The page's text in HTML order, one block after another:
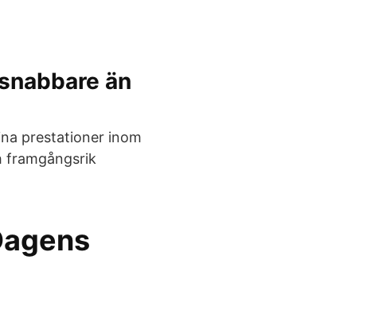
än
prestationer inom
framgångsrik